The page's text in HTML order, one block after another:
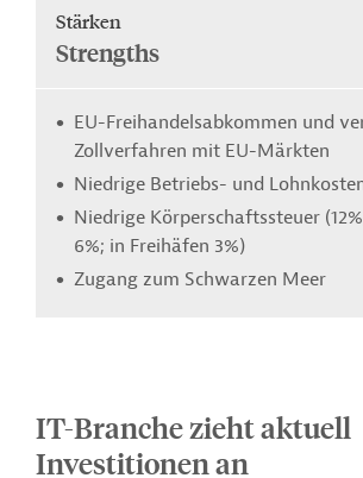
Stärken
Strengths
EU-Freihandelsabkommen und
Zollverfahren mit EU-Märkten
Niedrige Betriebs- und
Niedrige Körperschaftssteuer
6%; in Freihäfen 3%)
Zugang zum Schwarzen Meer
Opportunities
IT-Branche zieht aktuell
Investitionen an